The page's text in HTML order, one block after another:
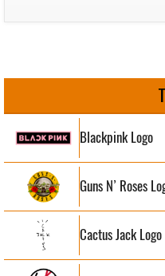
Blackpink Logo
Guns N’ Roses
Cactus Jack Logo